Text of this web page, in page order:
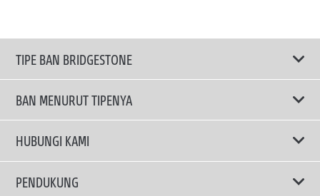
TIPE BAN BRIDGESTONE
BAN MENURUT TIPENYA
Ban ENLITEN
Ban Performa
HUBUNGI KAMI
Email Kami
PENDUKUNG